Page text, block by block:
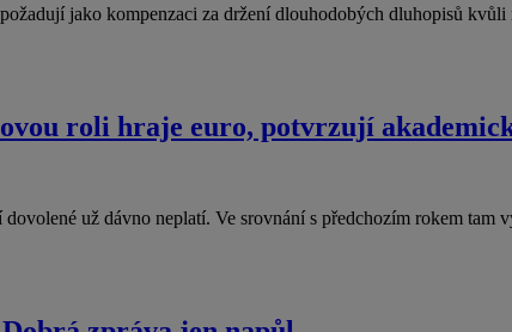
jako kompenzaci za držení dlouhodobých dluhopisů
roli hraje euro, potvrzují
už dávno neplatí. Ve srovnání s předchozím rokem tam